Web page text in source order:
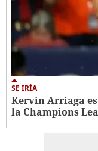
SE IRÍA
Kervin Arriaga
la Champions